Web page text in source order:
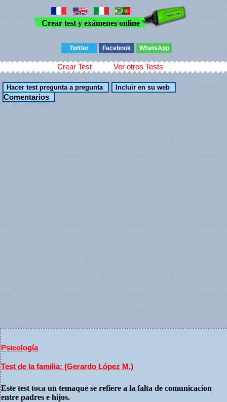
Crear test y exámenes online
Twitter Facebook WhatsApp
Crear Test Ver otros Tests
Comentarios
Psicología
Test de la familia: (Gerardo López M.)
Este test toca un temaque se refiere a la falta de comunicacion
entre padres e hijos.